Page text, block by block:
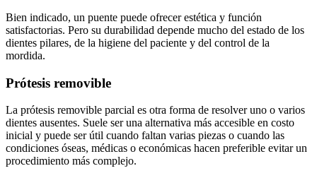
Bien indicado, un puente puede ofrecer estética y función
satisfactorias. Pero su durabilidad depende mucho del estado de los
dientes pilares, de la higiene del paciente y del control de la
mordida.
Prótesis removible
La prótesis removible parcial es otra forma de resolver uno o varios
dientes ausentes. Suele ser una alternativa más accesible en costo
inicial y puede ser útil cuando faltan varias piezas o cuando las
condiciones óseas, médicas o económicas hacen preferible evitar un
procedimiento más complejo.